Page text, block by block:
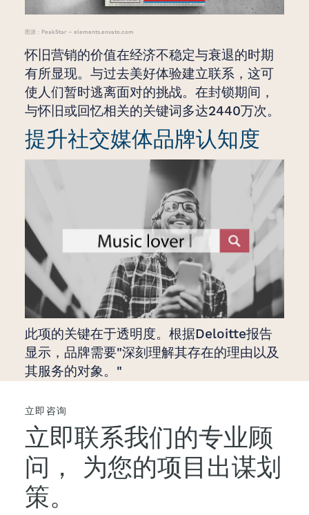
图源：PeakStar – elements.envato.com
怀旧营销的价值在经济不稳定与衰退的时期
有所显现。与过去美好体验建立联系，这可
使人们暂时逃离面对的挑战。在封锁期间，
与怀旧或回忆相关的关键词多达2440万次。
提升社交媒体品牌认知度
此项的关键在于透明度。根据Deloitte报告
显示，品牌需要"深刻理解其存在的理由以及
其服务的对象。"
立即咨询
立即联系我们的专业顾
问，
为您的项目出谋划
策。